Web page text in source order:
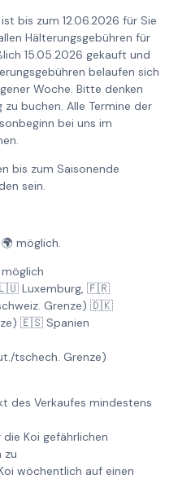
bis zum 12.06.2026 für Sie
Hälterungsgebühren für
15.05.2026 gekauft und
belaufen sich
Woche. Bitte denken
buchen. Alle Termine der
bei uns im
bis zum Saisonende
sein.
möglich.
Luxemburg, 🇫🇷
Grenze) 🇩🇰
🇪🇸 Spanien
tschech. Grenze)
des Verkaufes mindestens
Koi gefährlichen
zu
wöchentlich auf einen